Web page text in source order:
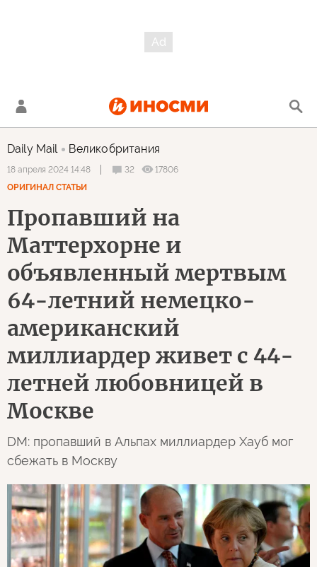
Daily Mail Великобритания
18 апреля 2024 14:48 32
17806
ОРИГИНАЛ СТАТЬИ
Пропавший на
Маттерхорне и
объявленный мертвым
64-летний немецко-
американский
миллиардер живет с 44-
летней любовницей в
Москве
DM: пропавший в Альпах миллиардер Хауб мог
сбежать в Москву